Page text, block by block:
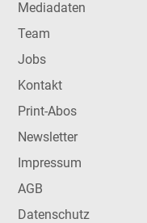
Mediadaten
Team
Jobs
Kontakt
Print-Abos
Newsletter
Impressum
AGB
Datenschutz